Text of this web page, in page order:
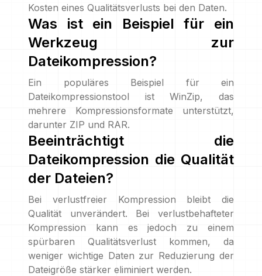
Kosten eines Qualitätsverlusts bei den Daten.
Was ist ein Beispiel für ein
Werkzeug zur
Dateikompression?
Ein populäres Beispiel für ein
Dateikompressionstool ist WinZip, das
mehrere Kompressionsformate unterstützt,
darunter ZIP und RAR.
Beeinträchtigt die
Dateikompression die Qualität
der Dateien?
Bei verlustfreier Kompression bleibt die
Qualität unverändert. Bei verlustbehafteter
Kompression kann es jedoch zu einem
spürbaren Qualitätsverlust kommen, da
weniger wichtige Daten zur Reduzierung der
Dateigröße stärker eliminiert werden.